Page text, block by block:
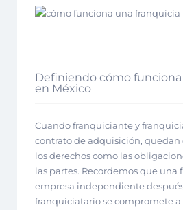
Definiendo cómo
en México
Cuando franquiciante y
contrato de adquisición,
los derechos como las
las partes. Recordemos que una
empresa independiente
franquiciatario se compromete